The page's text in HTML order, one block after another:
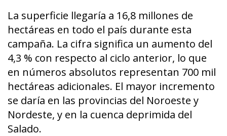
La superficie llegaría a 16,8 millones de
hectáreas en todo el país durante esta
campaña. La cifra significa un aumento del
4,3 % con respecto al ciclo anterior, lo que
en números absolutos representan 700 mil
hectáreas adicionales. El mayor incremento
se daría en las provincias del Noroeste y
Nordeste, y en la cuenca deprimida del
Salado.